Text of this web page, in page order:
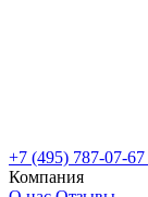
+7 (495) 787-07-67
Компания